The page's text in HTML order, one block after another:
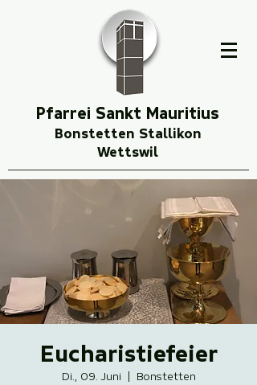
Pfarrei Sankt Mauritius
Bonstetten Stallikon
Wettswil
Eucharistiefeier
Di., 09. Juni Bonstetten